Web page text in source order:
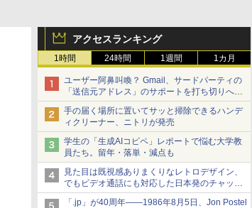
アクセスランキング
1時間 24時間 1週間 1カ月
ユーザー阿鼻叫喚？ Gmail、サードパーティの
「送信元アドレス」のサポートを打ち切りへ
【やじうまWatch】
手の届く場所に置いてサッと掃除できるハンデ
ィクリーナー、ニトリが発売
学生の「生成AIコピペ」レポートで悩む大学教
員たち。留年・落単・減点も
見た目は既視感ありまくりなレトロデザイン、
でもビデオ通話にも対応した日本発のチャット
アプリが登場【やじうまWatch】
「.jp」が40周年――1986年8月5日、Jon Postel